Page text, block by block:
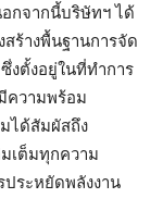
กจากนี้บริษัทฯ ได้
ร้างพื้นฐานการจัด
งตั้งอยู่ในที่ทำการ
ความพร้อม
ได้สัมผัสถึง
เต็มทุกความ
ระหยัดพลังงาน